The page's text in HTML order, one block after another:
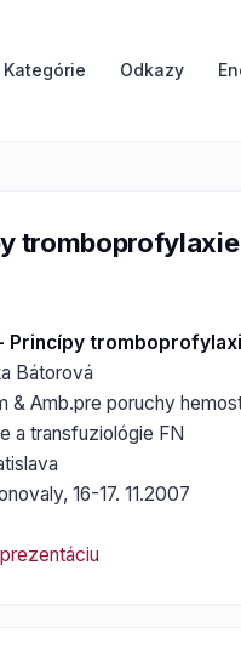
Kategórie Odkazy
tromboprofylaxie
Princípy
Bátorová
& Amb.pre poruchy
a transfuziológie FN
16-17. 11.2007